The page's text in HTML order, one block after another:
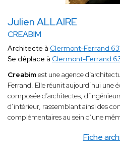
Julien ALLAIRE
CREABIM
Fiche
Architecte à Clermont-Ferrand
Se déplace à Clermont-Ferrand
Creabimest une agence
Ferrand. Elle réunit aujourd’hui une
composée d’architectes,
d’intérieur, rassemblant ainsi des
complémentaires au sein d’une